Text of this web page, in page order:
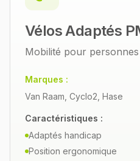
Vélos Adaptés
Mobilité pour
Marques :
Van Raam, Cyclo2, Hase
Caractéristiques :
Adaptés handicap
Position ergonomique